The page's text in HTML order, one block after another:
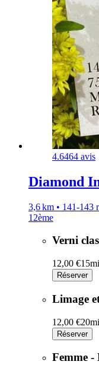
4.6464 avis
Diamond
3,6 km • 141-143
12ème
Verni
12,00 €
Réserver
Limage
12,00 €
Réserver
Femme -